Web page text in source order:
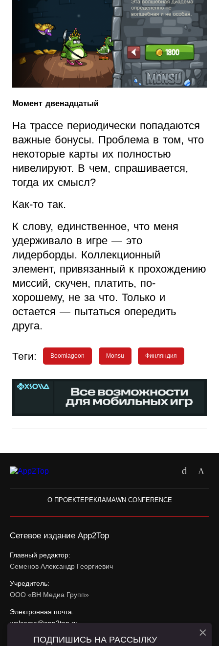
Момент двенадцатый
На трассе периодически попадаются
важные бонусы. Проблема в том, что
некоторые карты их полностью
нивелируют. В чем, спрашивается,
тогда их смысл?
Как-то так.
К слову, единственное, что меня
удерживало в игре — это
лидерборды. Коллекционный
элемент, привязанный к прохождению
миссий, скучен, платить, по-
хорошему, не за что. Только и
остается — пытаться опередить
друга.
Теги: Boomlagoon Monsu Финляндия
О ПРОЕКТЕРЕКЛАМАWN CONFERENCE
Сетевое издание App2Top
Главный редактор:
Семенов Александр Георгиевич
Учредитель:
ООО «ВН Медиа Групп»
Электронная почта:
welcome@app2top.ru
ПОДПИШИСЬ НА РАССЫЛКУ ×